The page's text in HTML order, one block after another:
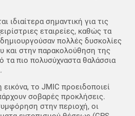
ιδιαίτερα σημαντική για τις
εταιρείες, καθώς τα
πολλές δυσκολίες
και στην παρακολούθηση της
τα πιο πολυσύχναστα θαλάσσια
το JMIC προειδοποιεί
σοβαρές προκλήσεις.
στην περιοχή, οι